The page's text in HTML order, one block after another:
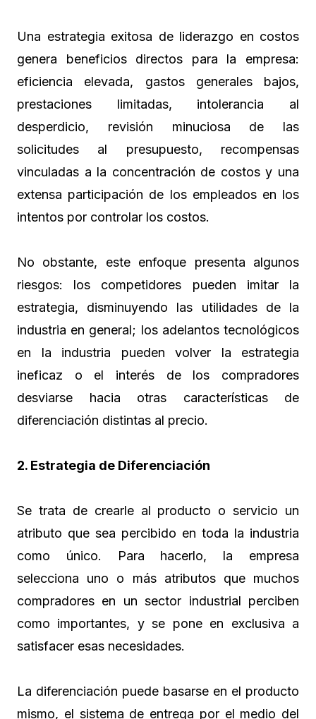
Una estrategia exitosa de liderazgo en costos
genera beneficios directos para la empresa:
eficiencia elevada, gastos generales bajos,
prestaciones limitadas, intolerancia al
desperdicio, revisión minuciosa de las
solicitudes al presupuesto, recompensas
vinculadas a la concentración de costos y una
extensa participación de los empleados en los
intentos por controlar los costos.
No obstante, este enfoque presenta algunos
riesgos: los competidores pueden imitar la
estrategia, disminuyendo las utilidades de la
industria en general; los adelantos tecnológicos
en la industria pueden volver la estrategia
ineficaz o el interés de los compradores
desviarse hacia otras características de
diferenciación distintas al precio.
2. Estrategia de Diferenciación
Se trata de crearle al producto o servicio un
atributo que sea percibido en toda la industria
como único. Para hacerlo, la empresa
selecciona uno o más atributos que muchos
compradores en un sector industrial perciben
como importantes, y se pone en exclusiva a
satisfacer esas necesidades.
La diferenciación puede basarse en el producto
mismo, el sistema de entrega por el medio del